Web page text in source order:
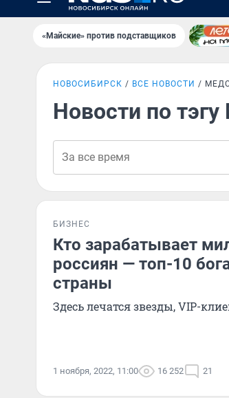
«Майские» против подставщиков
НОВОСИБИРСК ВСЕ НОВОСТИ
Новости по
БИЗНЕС
Кто зарабатывает
россиян — топ-10
страны
Здесь лечатся звезды, VIP-
1 ноября, 2022, 11:00 16 252 21